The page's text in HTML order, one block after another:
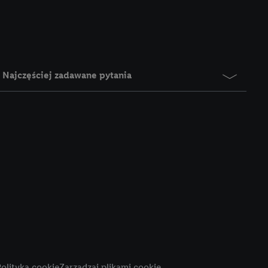
Najczęściej zadawane pytania
jednym z wyżej
możemy
rozpoznać
W tym celu
adres e-
adresu IP. Jeśli
użyciu adresu IP i
usług Lidl. W
Zgodę na
celów marketingu